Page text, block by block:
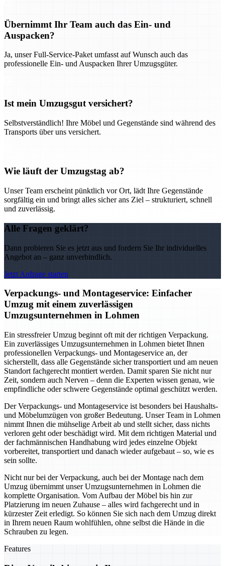
Übernimmt Ihr Team auch das Ein- und
Auspacken?
Ja, unser Full-Service-Paket umfasst auf Wunsch auch das
professionelle Ein- und Auspacken Ihrer Umzugsgüter.
Ist mein Umzugsgut versichert?
Selbstverständlich! Ihre Möbel und Gegenstände sind während des
Transports über uns versichert.
Wie läuft der Umzugstag ab?
Unser Team erscheint pünktlich vor Ort, lädt Ihre Gegenstände
sorgfältig ein und bringt alles sicher ans Ziel – strukturiert, schnell
und zuverlässig.
Alle Fragen geklärt?
Dann probieren Sie es jetzt aus und fordern Sie Ihr individuelles
Angebot an – ganz unverbindlich.
Jetzt Anfrage starten
Verpackungs- und Montageservice: Einfacher
Umzug mit einem zuverlässigen
Umzugsunternehmen in Lohmen
Ein stressfreier Umzug beginnt oft mit der richtigen Verpackung.
Ein zuverlässiges Umzugsunternehmen in Lohmen bietet Ihnen
professionellen Verpackungs- und Montageservice an, der
sicherstellt, dass alle Gegenstände sicher transportiert und am neuen
Standort fachgerecht montiert werden. Damit sparen Sie nicht nur
Zeit, sondern auch Nerven – denn die Experten wissen genau, wie
empfindliche oder schwere Gegenstände optimal geschützt werden.
Der Verpackungs- und Montageservice ist besonders bei Haushalts-
und Möbelumzügen von großer Bedeutung. Unser Team in Lohmen
nimmt Ihnen die mühselige Arbeit ab und stellt sicher, dass nichts
verloren geht oder beschädigt wird. Mit dem richtigen Material und
der fachmännischen Handhabung wird jedes einzelne Objekt
vorbereitet, transportiert und danach wieder aufgebaut – so, wie es
sein sollte.
Nicht nur bei der Verpackung, auch bei der Montage nach dem
Umzug übernimmt unser Umzugsunternehmen in Lohmen die
komplette Organisation. Vom Aufbau der Möbel bis hin zur
Platzierung im neuen Zuhause – alles wird fachgerecht und in
kürzester Zeit erledigt. So können Sie sich nach dem Umzug direkt
in Ihrem neuen Raum wohlfühlen, ohne selbst die Hände in die
Schrauben zu legen.
Features